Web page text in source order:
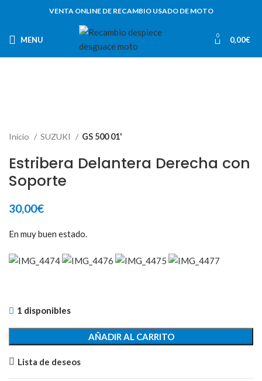
VENTA ONLINE DE RECAMBIO USADO DE MOTO
MENU 0 0,00€
Inicio SUZUKI GS 500 01'
Estribera Delantera Derecha con
Soporte
30,00€
En muy buen estado.
1 disponibles
AÑADIR AL CARRITO
Lista de deseos